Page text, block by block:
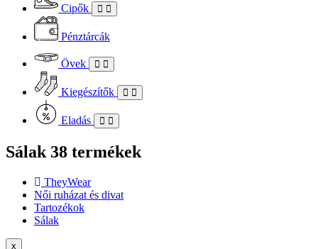
Cipők
Pénztárcák
Övek
Kiegészítők
Eladás
Sálak 38 termékek
TheyWear
Női ruházat és divat
Tartozékok
Sálak
x